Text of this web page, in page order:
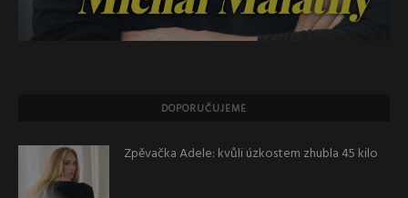
DOPORUČUJEME
Zpěvačka Adele: kvůli úzkostem zhubla 45 kilo